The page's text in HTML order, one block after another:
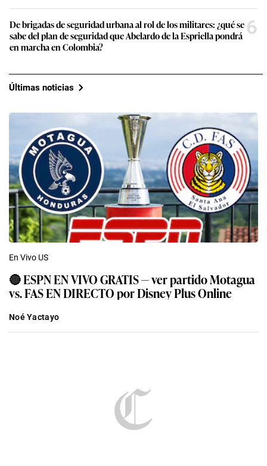
De brigadas de seguridad urbana al rol de los militares: ¿qué se
sabe del plan de seguridad que Abelardo de la Espriella pondrá
en marcha en Colombia?
6
Últimas noticias
En Vivo US
🔴 ESPN EN VIVO GRATIS — ver partido Motagua
vs. FAS EN DIRECTO por Disney Plus Online
Noé Yactayo